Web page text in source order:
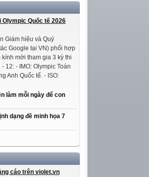
Olympic Quốc tế 2026
Giám hiệu và Quý
Google tại VN) phối hợp
mời tham gia 3 kỳ thi
12: - IMO: Olympic Toán
Anh Quốc tế. - ISO:
làm mỗi ngày để con
dạng đề minh họa 7
cáo trên violet.vn